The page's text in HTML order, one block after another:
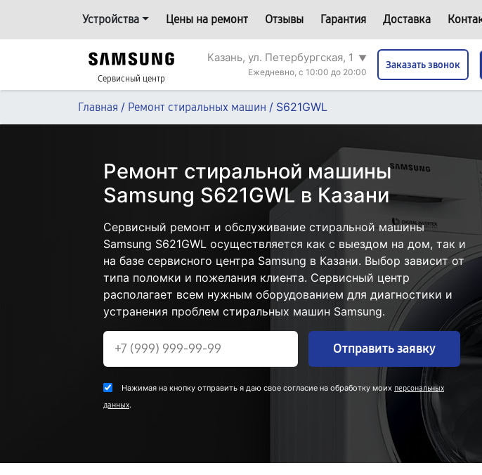
Устройства Цены на ремонт Отзывы Гарантия Доставка
Сервисный центр
Казань, ул. Петербургская, 1
▼
Ежедневно, с 10:00 до 20:00
Заказать звонок
Главная / Ремонт стиральных машин / S621GWL
Ремонт стиральной машины
Samsung S621GWL в Казани
Сервисный ремонт и обслуживание стиральной машины
Samsung S621GWL осуществляется как с выездом на дом, так и
на базе сервисного центра Samsung в Казани. Выбор зависит от
типа поломки и пожелания клиента. Сервисный центр
располагает всем нужным оборудованием для диагностики и
устранения проблем стиральных машин Samsung.
Отправить заявку
Нажимая на кнопку отправить я даю свое согласие на обработку моих персональных
данных.